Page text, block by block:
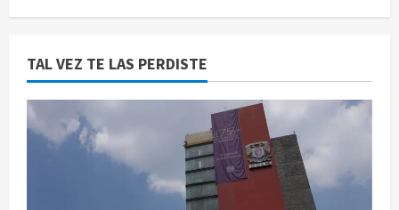
TAL VEZ TE LAS PERDISTE